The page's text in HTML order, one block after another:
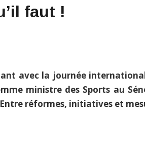
faut !
avec la journée
ministre des Sports au
réformes, initiatives et